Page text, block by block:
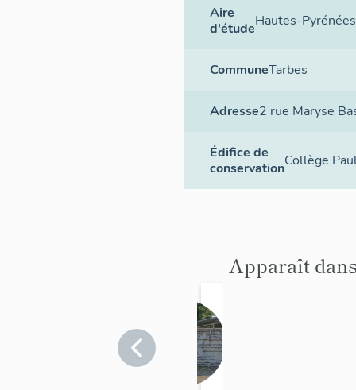
Aire
d'étudeHautes-Pyrénées
CommuneTarbes
Adresse2 rue Maryse
Édifice de
conservationCollège
Apparaît